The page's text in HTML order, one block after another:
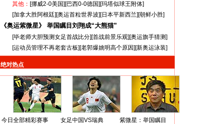
其他： [挪威2-0美国][巴西0-0德国][玛塔似球王附体]
[加拿大胜阿根廷][奥运首粒世界波][日本平新西兰][朝鲜小胜]
《奥运紫微星》 举国瞩目刘翔成“大熊猫”
[毕老师大胆预测女足首战比分][首战前景乐观][奥运旗手猜测]
[运动员管理不再老套古板][老郭爆姚明高个原因][新奥运泳装]
绝对热点
今日全部精彩赛事
女足中国VS瑞典
紫微星：举国瞩目